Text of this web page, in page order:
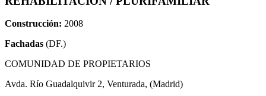
Construcción: 2008
Fachadas (DF.)
COMUNIDAD DE PROPIETARIOS
Avda. Río Guadalquivir 2, Venturada, (Madrid)